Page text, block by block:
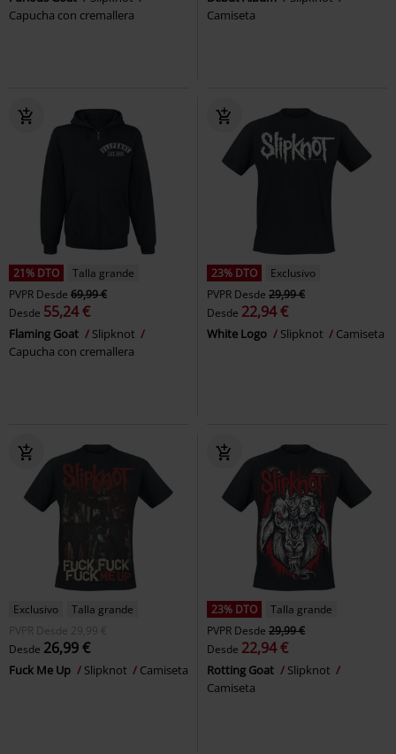
Capucha con cremallera
Camiseta
21% DTO
Talla grande
PVPR Desde 69,99 €
Desde 55,24 €
Flaming Goat
Slipknot
Capucha con cremallera
23% DTO
Exclusivo
PVPR Desde 29,99 €
Desde 22,94 €
White Logo Slipknot Camiseta
Exclusivo
Talla grande
PVPR
Desde 29,99 €
Desde 26,99 €
Fuck Me Up Slipknot Camiseta
23% DTO
Talla grande
PVPR Desde 29,99 €
Desde 22,94 €
Rotting Goat
Slipknot
Camiseta